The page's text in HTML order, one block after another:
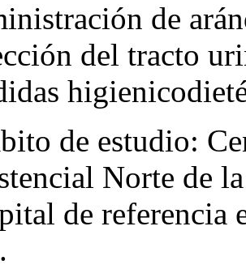
de
del tracto
de estudio:
Norte de
de referencia